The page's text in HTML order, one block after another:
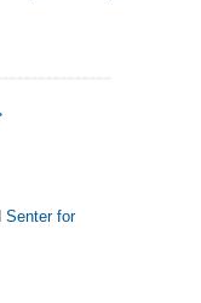
Senter for